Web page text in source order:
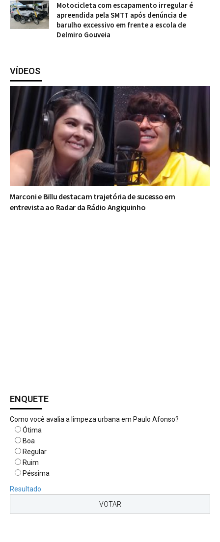
Motocicleta com escapamento irregular é
apreendida pela SMTT após denúncia de
barulho excessivo em frente a escola de
Delmiro Gouveia
VÍDEOS
Marconi e Billu destacam trajetória de sucesso em
entrevista ao Radar da Rádio Angiquinho
ENQUETE
Como você avalia a limpeza urbana em Paulo Afonso?
Ótima
Boa
Regular
Ruim
Péssima
Resultado